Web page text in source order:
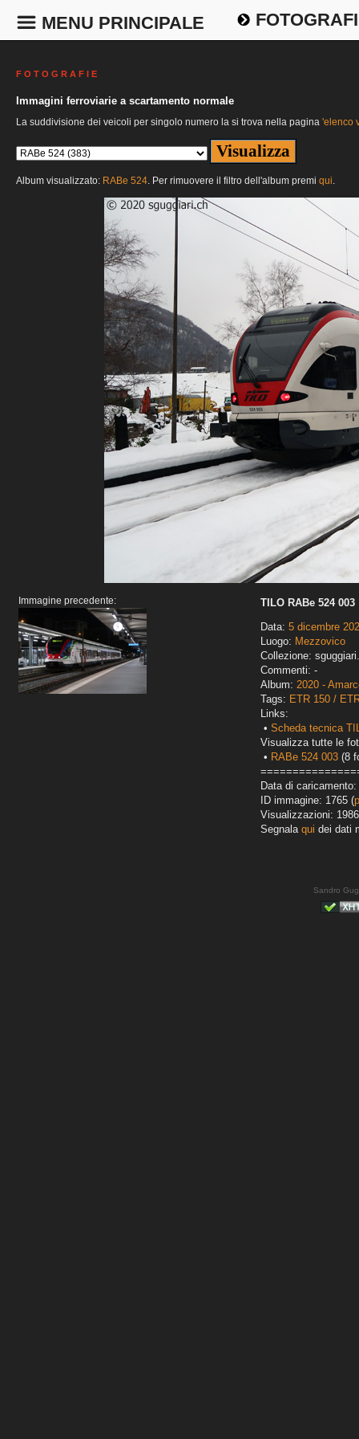
MENU PRINCIPALE
F O T O G R A F I E
Immagini ferroviarie a scartamento normale
La suddivisione dei veicoli per singolo numero la si trova nella pagina 'elenco
Album visualizzato: RABe 524. Per rimuovere il filtro dell'album premi qui.
Immagine precedente:
TILO RABe 524 003
Data: 5 dicembre
Luogo: Mezzovico
Collezione:
Commenti: -
Album: 2020 -
Tags: ETR 150 /
Links:
• Scheda tecnica
Visualizza tutte le
• RABe 524 003 (8
Data di
ID immagine: 1765 (
Visualizzazioni: 1986
Segnala qui dei dati
Sandro